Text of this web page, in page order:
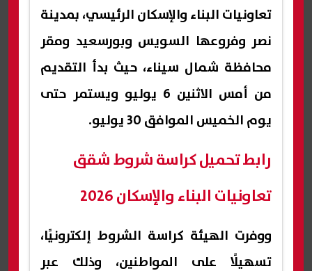
تعاونيات البناء والإسكان الرئيسي، بمدينة
نصر وفروعها السويس وبورسعيد ومقر
محافظة شمال سيناء، حيث بدأ التقديم
من أمس الاثنين 6 يوليو ويستمر حتى
يوم الخميس الموافق 30 يوليو.
رابط تحميل كراسة شروط شقق
تعاونيات البناء والإسكان 2026
ووفرت الهيئة كراسة الشروط إلكترونيًا،
تسهيلًا على المواطنين، وذلك عبر